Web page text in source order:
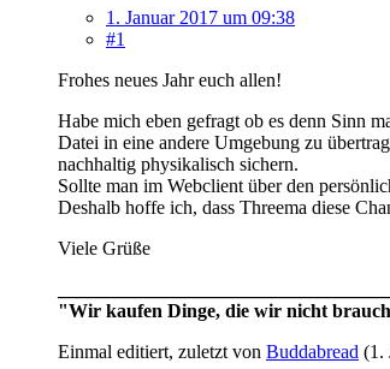
1. Januar 2017 um 09:38
#1
Frohes neues Jahr euch allen!
Habe mich eben gefragt ob es denn Sinn
Datei in eine andere Umgebung zu
nachhaltig physikalisch sichern.
Sollte man im Webclient über den
Deshalb hoffe ich, dass Threema diese
Viele Grüße
"Wir kaufen Dinge, die wir nicht
Einmal editiert, zuletzt von Buddabread (1.